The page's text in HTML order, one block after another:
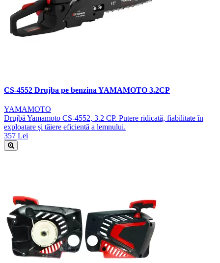
CS-4552 Drujba pe benzina YAMAMOTO 3.2CP
YAMAMOTO
Drujbă Yamamoto CS-4552, 3.2 CP. Putere ridicată, fiabilitate în
exploatare și tăiere eficientă a lemnului.
357 Lei